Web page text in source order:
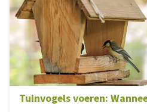
Tuinvogels voeren: